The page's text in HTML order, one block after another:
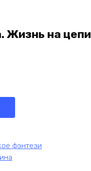
Жизнь на цепи
фэнтези